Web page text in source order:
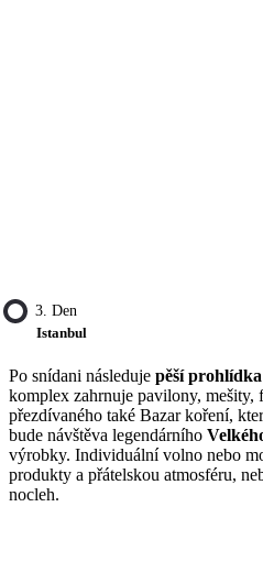
3. Den
Istanbul
Po snídani následuje pěší
komplex zahrnuje pavilony, mešity,
přezdívaného také Bazar koření,
bude návštěva legendárního
výrobky. Individuální volno nebo
produkty a přátelskou atmosféru,
nocleh.